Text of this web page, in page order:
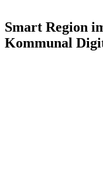
Smart Region
Kommunal